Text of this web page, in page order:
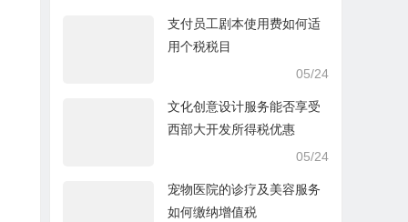
支付员工剧本使用费如何适
用个税税目
05/24
文化创意设计服务能否享受
西部大开发所得税优惠
05/24
宠物医院的诊疗及美容服务
如何缴纳增值税